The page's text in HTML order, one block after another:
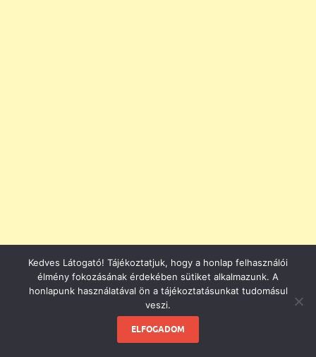
Születésnapi köszöntő
testvérnek
Kedves Látogató! Tájékoztatjuk, hogy a honlap felhasználói
élmény fokozásának érdekében sütiket alkalmazunk. A
honlapunk használatával ön a tájékoztatásunkat tudomásul
veszi.
ELFOGADOM